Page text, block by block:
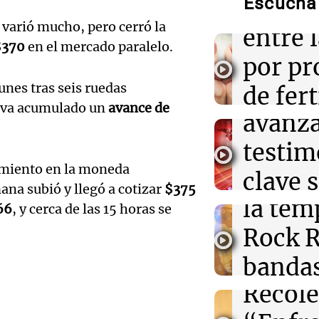
mucho, pero cerró la
en el mercado paralelo.
tras seis ruedas
acumulado unavance de
en la moneda
subió y llegó a cotizar $375
, y cerca de las 15 horas se
21:22 Mundo
Noventa mil
deslumbran
durante el
China y
conflicto en
de Milei entre
Violencia de
segunda
femicidios
entre
por
de
la
de
Amamos
Episodios
Audio.
clave
Villa
Panorama
Episodios
Audio.
teatro
la
la
Rock
todos
Audio.
Audio.